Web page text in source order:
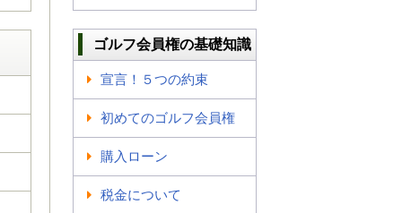
ゴルフ会員権の基礎知識
宣言！５つの約束
初めてのゴルフ会員権
購入ローン
税金について